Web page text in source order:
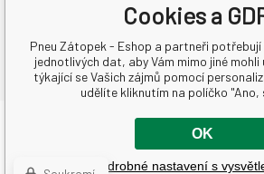
DIČ: CZ7504094994
Copyright © 2026 Dalibor
Všechna práva
Cookies a
Pneu Zátopek - Eshop a partneři potřebují
jednotlivých dat, aby Vám mimo jiné
týkající se Vašich zájmů pomocí
udělíte kliknutím na políčko "Ano,
OK
Podrobné nastavení s